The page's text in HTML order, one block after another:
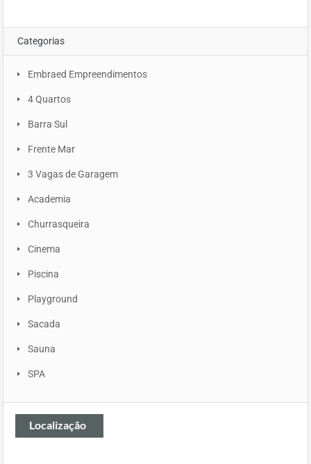
Categorias
Embraed Empreendimentos
4 Quartos
Barra Sul
Frente Mar
3 Vagas de Garagem
Academia
Churrasqueira
Cinema
Piscina
Playground
Sacada
Sauna
SPA
Localização